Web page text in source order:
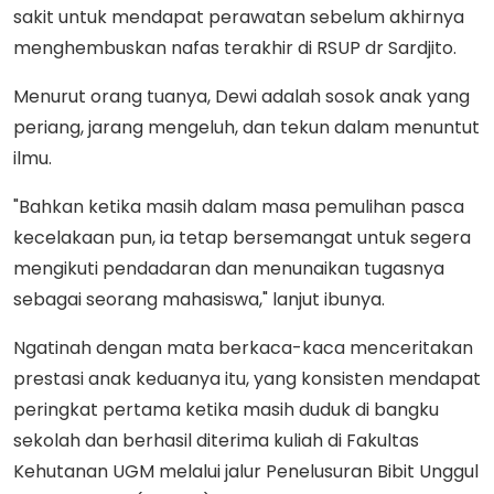
sakit untuk mendapat perawatan sebelum akhirnya
menghembuskan nafas terakhir di RSUP dr Sardjito.
Menurut orang tuanya, Dewi adalah sosok anak yang
periang, jarang mengeluh, dan tekun dalam menuntut
ilmu.
"Bahkan ketika masih dalam masa pemulihan pasca
kecelakaan pun, ia tetap bersemangat untuk segera
mengikuti pendadaran dan menunaikan tugasnya
sebagai seorang mahasiswa," lanjut ibunya.
Ngatinah dengan mata berkaca-kaca menceritakan
prestasi anak keduanya itu, yang konsisten mendapat
peringkat pertama ketika masih duduk di bangku
sekolah dan berhasil diterima kuliah di Fakultas
Kehutanan UGM melalui jalur Penelusuran Bibit Unggul